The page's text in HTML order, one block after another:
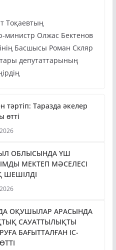
Тоқаевтың
Олжас Бектенов
Басшысы Роман Скляр
депутаттарының
тәртіп: Таразда әкелер
өтті
ОБЛЫСЫНДА ҮШ
МЕКТЕП МӘСЕЛЕСІ
ШЕШІЛДІ
ОҚУШЫЛАР АРАСЫНДА
САУАТТЫЛЫҚТЫ
БАҒЫТТАЛҒАН ІС-